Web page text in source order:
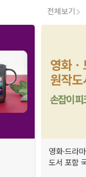
전체보기
영화·드라
도서 포함